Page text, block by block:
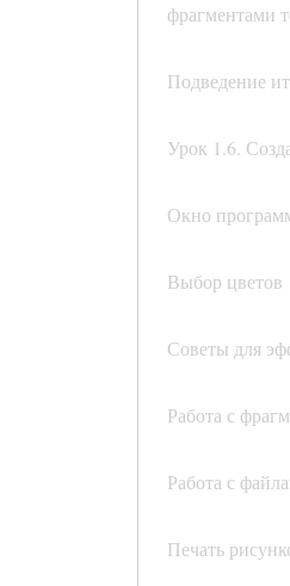
фрагментами
Подведение
Урок 1.6.
Окно
Выбор цветов
Советы для
Работа с
Работа с
Печать